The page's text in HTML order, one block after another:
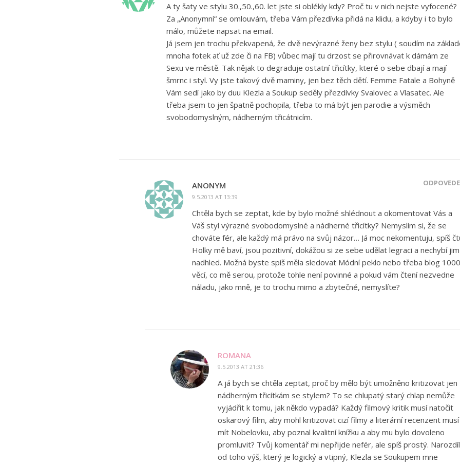
A ty šaty ve stylu 30.,50.,60. let jste si oblékly kdy? Proč tu v nich nejste vyfocené?
Za „Anonymní“ se omlouvám, třeba Vám přezdívka přidá na klidu, a kdyby i to bylo
málo, můžete napsat na email.
Já jsem jen trochu překvapená, že dvě nevýrazné ženy bez stylu ( soudím na
mnoha fotek ať už zde či na FB) vůbec mají tu drzost se přirovnávat k dámám ze
Sexu ve městě. Tak nějak to degraduje ostatní třicítky, které o sebe dbají a mají
šmrnc i styl. Vy jste takový dvě maminy, jen bez těch dětí. Femme Fatale a Bohyně
Vám sedí jako by duu Klezla a Soukup seděly přezdívky Svalovec a Vlasatec. Ale
třeba jsem to jen špatně pochopila, třeba to má být jen parodie a výsměch
svobodomyslným, nádherným třicátnicím.
ANONYM
9.5.2013 AT 13:39
Chtěla bych se zeptat, kde by bylo možné shlédnout a okomentovat Vás a
Váš styl výrazné svobodomyslné a nádherné třicítky? Nemyslím si, že se
chováte fér, ale každý má právo na svůj názor… Já moc nekomentuju, spíš
Holky mě baví, jsou pozitivní, dokážou si ze sebe udělat legraci a nechybí jim
nadhled. Možná byste spíš měla sledovat Módní peklo nebo třeba blog 1000
věcí, co mě serou, protože tohle není povinné a pokud vám čtení nezvedne
náladu, jako mně, je to trochu mimo a zbytečné, nemyslíte?
ROMANA
9.5.2013 AT 21:36
A já bych se chtěla zeptat, proč by mělo být umožněno kritizovat jen
nádherným třicítkám se stylem? To se chlupatý starý chlap nemůže
vyjádřit k tomu, jak někdo vypadá? Každý filmový kritik musí natočit
oskarový film, aby mohl kritizovat cizí filmy a literární recenzent musí
mít Nobelovku, aby poznal kvalitní knížku a aby mu bylo dovoleno
promluvit? Tvůj komentář mi nepřijde nefér, ale spíš prostý. Narozdíl
od toho výš, který je logický a vtipný, Klezla se Soukupem mne